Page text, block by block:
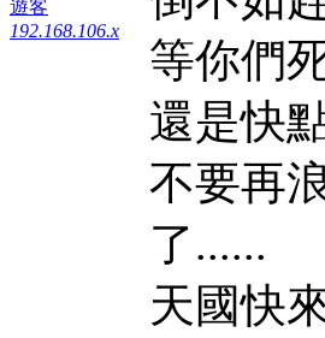
遊客
192.168.106.x
等你們
還是快
不要再
了......
天國快